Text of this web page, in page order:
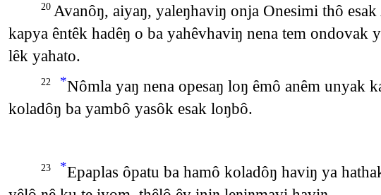
20 Avanôŋ, aiyaŋ, yaleŋhaviŋ onja Onesimi thô
kapya êntêk hadêŋ o ba yahêvhaviŋ nena tem
lêk yahato.
22 *Nômla yaŋ nena opesaŋ loŋ êmô anêm unyak
koladôŋ ba yambô yasôk esak loŋbô.
23 *Epaplas ôpatu ba hamô koladôŋ haviŋ ya